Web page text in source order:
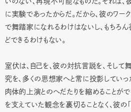
に実験であったからだ。だから、彼のワー
で舞踏家になれるわけはないし、もちろ
どできるわけもない。
室伏は、自己を、彼の対抗言説を、そし
究を、多くの思想家へと常に投影していっ
肉体的上演とのへだたりを縮めることが
を支えていた観念を裏切ることなく、彼の